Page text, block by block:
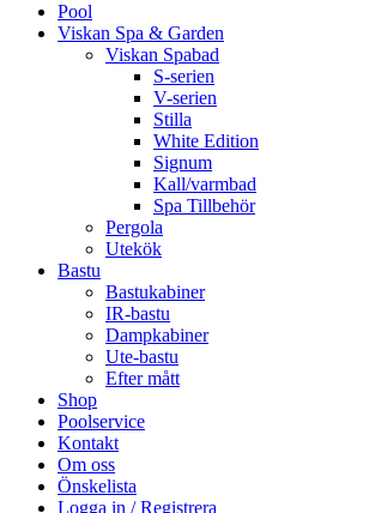
Pool
Viskan Spa & Garden
Viskan Spabad
S-serien
V-serien
Stilla
White Edition
Signum
Kall/varmbad
Spa Tillbehör
Pergola
Utekök
Bastu
Bastukabiner
IR-bastu
Dampkabiner
Ute-bastu
Efter mått
Shop
Poolservice
Kontakt
Om oss
Önskelista
Logga in / Registrera